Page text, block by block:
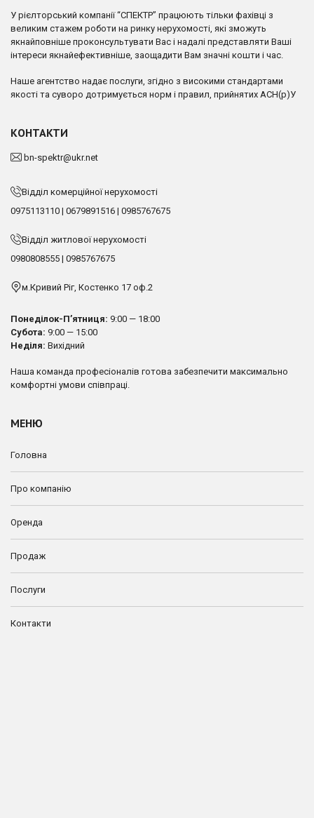
У рієлторський компанії “СПЕКТР” працюють тільки фахівці з
великим стажем роботи на ринку нерухомості, які зможуть
якнайповніше проконсультувати Вас і надалі представляти Ваші
інтереси якнайефективніше, заощадити Вам значні кошти і час.
Наше агентство надає послуги, згідно з високими стандартами
якості та суворо дотримується норм і правил, прийнятих АСН(р)У
КОНТАКТИ
bn-spektr@ukr.net
Відділ комерційної нерухомості
0975113110 | 0679891516 | 0985767675
Відділ житлової нерухомості
0980808555 | 0985767675
м.Кривий Ріг, Костенко 17 оф.2
Понеділок-П’ятниця: 9:00 — 18:00
Субота: 9:00 — 15:00
Неділя: Вихідний
Наша команда професіоналів готова забезпечити максимально
комфортні умови співпраці.
МЕНЮ
Головна
Про компанію
Оренда
Продаж
Послуги
Контакти